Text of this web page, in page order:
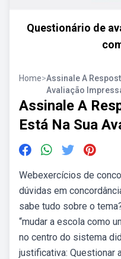
Questionário de
Home>Assinale A
Avaliação
Assinale A
Está Na Sua
Webexercícios de
dúvidas em
sabe tudo sobre o
“mudar a escola como
no centro do sistema
justificativa: Questionar